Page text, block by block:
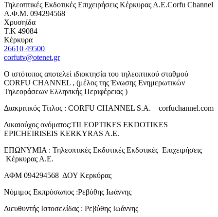
Τηλεοπτικές Εκδοτικές Επιχειρήσεις Κέρκυρας Α.Ε.Corfu Channel
Α.Φ.Μ. 094294568
Χρυσηίδα
Τ.Κ 49084
Κέρκυρα
26610 49500
corfutv@otenet.gr
Ο ιστότοπος αποτελεί ιδιοκτησία του τηλεοπτικού σταθμού
CORFU CHANNEL , (μέλος της Ένωσης Ενημερωτικών
Τηλεοράσεων Ελληνικής Περιφέρειας )
Διακριτικός Τίτλος : CORFU CHANNEL S.A. – corfuchannel.com
Δικαιούχος ονόματος:TILEOPTIKES EKDOTIKES
EPICHEIRISEIS KERKYRAS A.E.
ΕΠΩΝΥΜΙΑ : Τηλεοπτικές Εκδοτικές Εκδοτικές Επιχειρήσεις
Κέρκυρας Α.Ε.
ΑΦΜ 094294568 ΔΟΥ Κερκύρας
Νόμιμος Εκπρόσωπος :Ρεβύθης Ιωάννης
Διευθυντής Ιστοσελίδας : Ρεβύθης Ιωάννης